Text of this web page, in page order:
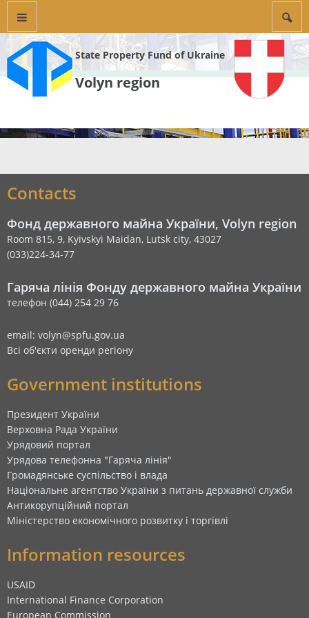
State Property Fund of Ukraine
Volyn region
Contacts
Фонд державного майна України, Volyn region
Room 815, 9, Kyivskyi Maidan, Lutsk city, 43027
(033)224-34-77
Гаряча лінія Фонду державного майна України
телефон (044) 254 29 76
email: volyn@spfu.gov.ua
Всі об'єкти оренди регіону
Government institutions
Президент України
Верховна Рада України
Урядовий портал
Урядова телефонна "Гаряча лінія"
Громадянське суспільство і влада
Національне агентство України з питань державної служби
Антикорупційний портал
Міністерство економічного розвитку і торгівлі
Information resources
USAID
International Finance Corporation
European Commission